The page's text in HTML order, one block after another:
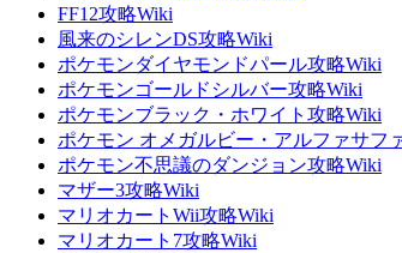
FF12攻略Wiki
風来のシレンDS攻略Wiki
ポケモンダイヤモンドパール攻略Wiki
ポケモンゴールドシルバー攻略Wiki
ポケモンブラック・ホワイト攻略Wiki
ポケモン オメガルビー・アルファサフ
ポケモン不思議のダンジョン攻略Wiki
マザー3攻略Wiki
マリオカートWii攻略Wiki
マリオカート7攻略Wiki